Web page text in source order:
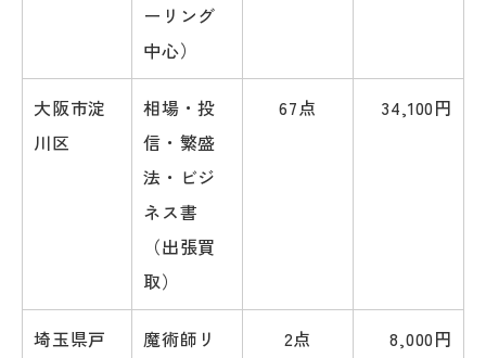
ーリング
中心）
大阪市淀
川区
相場・投
信・繁盛
法・ビジ
ネス書
（出張買
取）
67点 34,100円
埼玉県戸
魔術師リ
2点 8,000円